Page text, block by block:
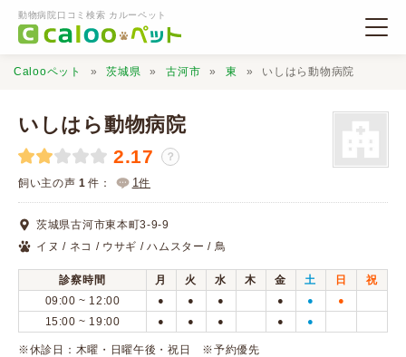
動物病院口コミ検索 カルーペット
動物病院検索
口コミ検索
Calooペットとは？
口コミ投稿
Calooペット 茨城県 古河市 東 いしはら動物病院
いしはら動物病院
2.17 ？
飼い主の声 1 件： 1件
茨城県古河市東本町3-9-9
イヌ / ネコ / ウサギ / ハムスター / 鳥
診察時間 月 火 水 木 金 土 日
祝
09:00 ~ 12:00
● ● ● ● ● ●
15:00 ~ 19:00 ● ● ● ● ●
※休診日：木曜・日曜午後・祝日 ※予約優先